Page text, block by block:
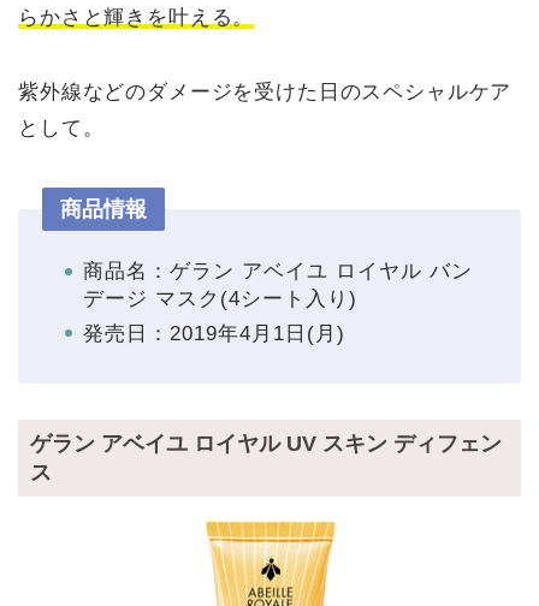
らかさと輝きを叶える。
紫外線などのダメージを受けた日のスペシャルケア
として。
商品情報
商品名：ゲラン アベイユ ロイヤル バン
デージ マスク(4シート入り)
発売日：2019年4月1日(月)
ゲラン アベイユ ロイヤル UV スキン ディフェン
ス